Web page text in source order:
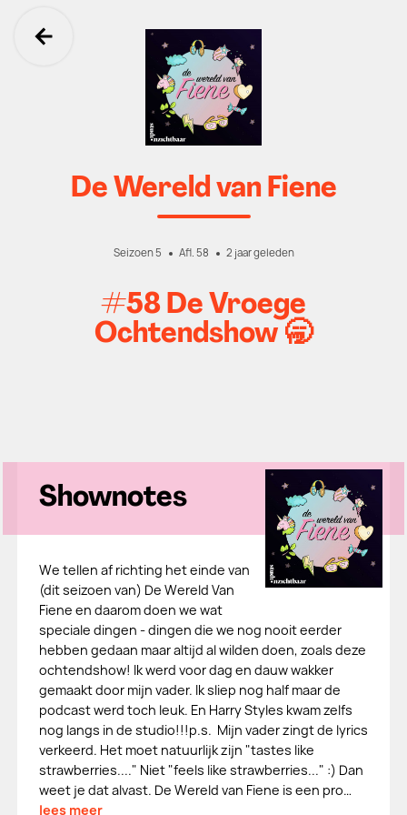
Ga terug
De Wereld van Fiene
Seizoen 5 Afl. 58 2 jaar geleden
#58 De Vroege
Ochtendshow 🥱
Shownotes
We tellen af richting het einde van
(dit seizoen van) De Wereld Van
Fiene en daarom doen we wat
speciale dingen - dingen die we nog nooit eerder
hebben gedaan maar altijd al wilden doen, zoals deze
ochtendshow! Ik werd voor dag en dauw wakker
gemaakt door mijn vader. Ik sliep nog half maar de
podcast werd toch leuk. En Harry Styles kwam zelfs
nog langs in de studio!!!p.s. Mijn vader zingt de lyrics
verkeerd. Het moet natuurlijk zijn "tastes like
strawberries...." Niet "feels like strawberries..." :) Dan
weet je dat alvast. De Wereld van Fiene is een pro…
lees meer